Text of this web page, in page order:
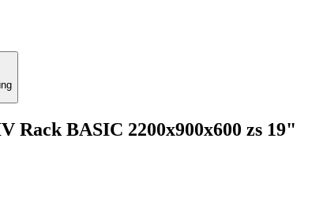
Rack BASIC 2200x900x600 zs 19"